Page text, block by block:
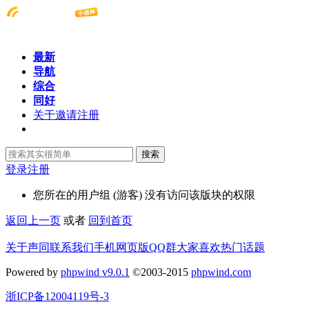
最新
导航
综合
同好
关于邀请注册
搜索
登录注册
您所在的用户组 (游客) 没有访问该版块的权限
返回上一页 或者 回到首页
关于声同联系我们手机网页版QQ群大家喜欢热门话题
Powered by phpwind v9.0.1 ©2003-2015 phpwind.com
浙ICP备12004119号-3